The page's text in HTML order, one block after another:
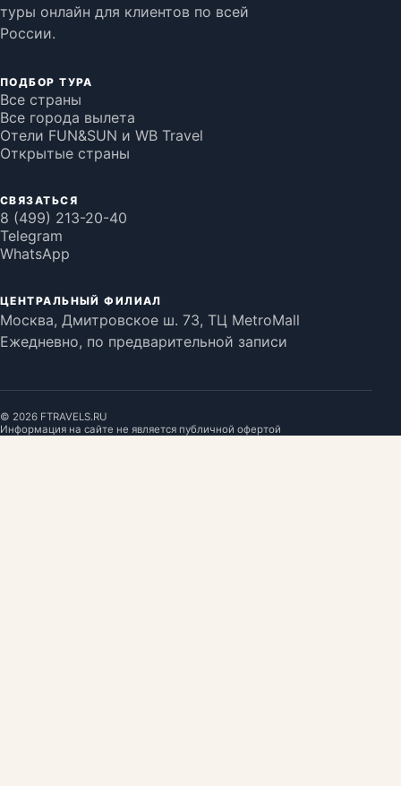
туры онлайн для клиентов по всей
России.
ПОДБОР ТУРА
Все страны
Все города вылета
Отели FUN&SUN и WB Travel
Открытые страны
СВЯЗАТЬСЯ
8 (499) 213-20-40
Telegram
WhatsApp
ЦЕНТРАЛЬНЫЙ ФИЛИАЛ
Москва, Дмитровское ш. 73, ТЦ MetroMall
Ежедневно, по предварительной записи
© 2026 FTRAVELS.RU
Информация на сайте не является публичной офертой